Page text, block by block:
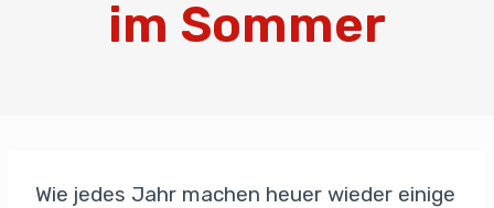
im Sommer
Wie jedes Jahr machen heuer wieder einige